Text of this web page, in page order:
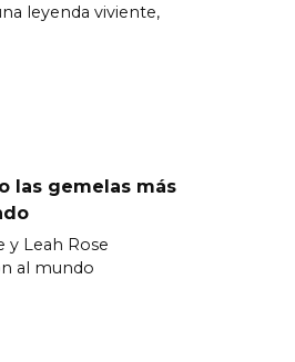
leyenda viviente,
las gemelas más
y Leah Rose
al mundo